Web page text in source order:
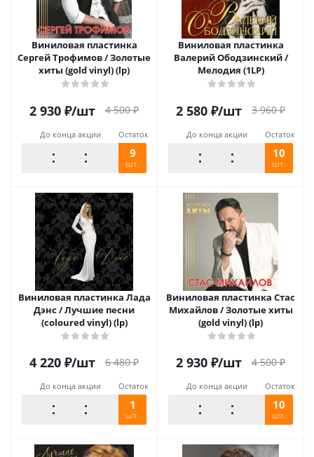
Виниловая пластинка
Сергей Трофимов / Золотые
хиты (gold vinyl) (lp)
2 930 ₽/шт 4 500₽
До конца акции Остаток
9
шт.
Виниловая пластинка
Валерий Ободзинский /
Мелодия (1LP)
2 580 ₽/шт 3 960₽
До конца акции Остаток
10
шт.
Виниловая пластинка Лада
Дэнс / Лучшие песни
(coloured vinyl) (lp)
4 220 ₽/шт 6 480₽
До конца акции Остаток
1
шт.
Виниловая пластинка Стас
Михайлов / Золотые хиты
(gold vinyl) (lp)
2 930 ₽/шт 4 500₽
До конца акции Остаток
10
шт.